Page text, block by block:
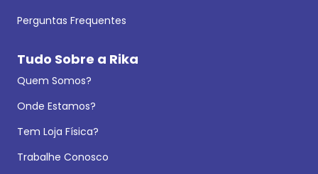
Perguntas Frequentes
Tudo Sobre a Rika
Quem Somos?
Onde Estamos?
Tem Loja Física?
Trabalhe Conosco